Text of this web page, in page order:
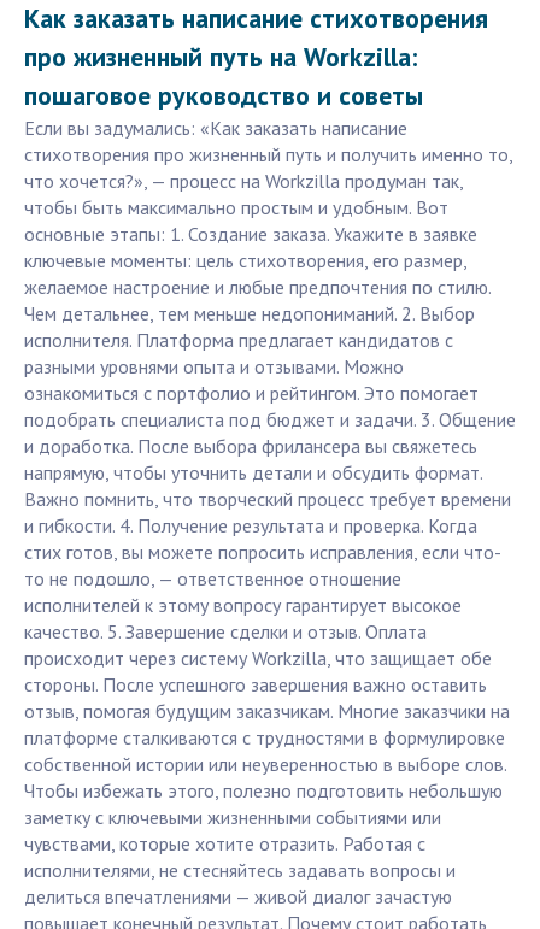
Как заказать написание стихотворения
про жизненный путь на Workzilla:
пошаговое руководство и советы
Если вы задумались: «Как заказать написание
стихотворения про жизненный путь и получить именно то,
что хочется?», — процесс на Workzilla продуман так,
чтобы быть максимально простым и удобным. Вот
основные этапы: 1. Создание заказа. Укажите в заявке
ключевые моменты: цель стихотворения, его размер,
желаемое настроение и любые предпочтения по стилю.
Чем детальнее, тем меньше недопониманий. 2. Выбор
исполнителя. Платформа предлагает кандидатов с
разными уровнями опыта и отзывами. Можно
ознакомиться с портфолио и рейтингом. Это помогает
подобрать специалиста под бюджет и задачи. 3. Общение
и доработка. После выбора фрилансера вы свяжетесь
напрямую, чтобы уточнить детали и обсудить формат.
Важно помнить, что творческий процесс требует времени
и гибкости. 4. Получение результата и проверка. Когда
стих готов, вы можете попросить исправления, если что-
то не подошло, — ответственное отношение
исполнителей к этому вопросу гарантирует высокое
качество. 5. Завершение сделки и отзыв. Оплата
происходит через систему Workzilla, что защищает обе
стороны. После успешного завершения важно оставить
отзыв, помогая будущим заказчикам. Многие заказчики на
платформе сталкиваются с трудностями в формулировке
собственной истории или неуверенностью в выборе слов.
Чтобы избежать этого, полезно подготовить небольшую
заметку с ключевыми жизненными событиями или
чувствами, которые хотите отразить. Работая с
исполнителями, не стесняйтесь задавать вопросы и
делиться впечатлениями — живой диалог зачастую
повышает конечный результат. Почему стоит работать